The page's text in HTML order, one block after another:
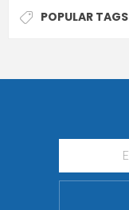
POPULAR TAGS